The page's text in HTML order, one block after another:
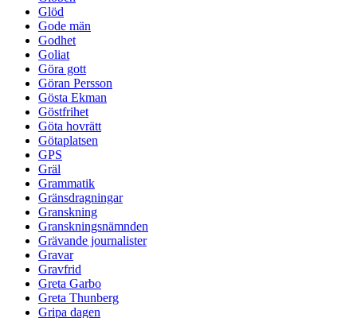
Glöd
Gode män
Godhet
Goliat
Göra gott
Göran Persson
Gösta Ekman
Göstfrihet
Göta hovrätt
Götaplatsen
GPS
Gräl
Grammatik
Gränsdragningar
Granskning
Granskningsnämnden
Grävande journalister
Gravar
Gravfrid
Greta Garbo
Greta Thunberg
Gripa dagen